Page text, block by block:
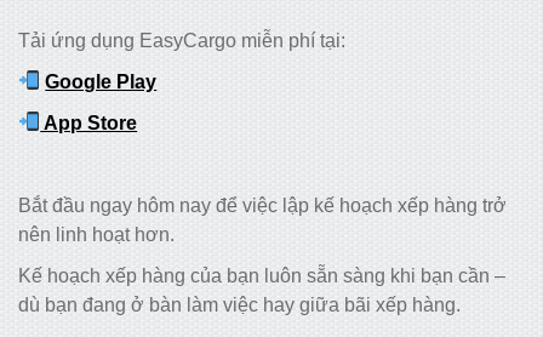
Tải ứng dụng EasyCargo miễn phí tại:
Google Play
App Store
Bắt đầu ngay hôm nay để việc lập kế hoạch xếp hàng trở
nên linh hoạt hơn.
Kế hoạch xếp hàng của bạn luôn sẵn sàng khi bạn cần –
dù bạn đang ở bàn làm việc hay giữa bãi xếp hàng.